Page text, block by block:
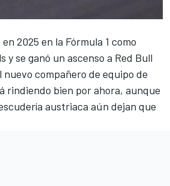
2025 en la Fórmula 1 como
y se ganó un ascenso a Red Bull
nuevo compañero de equipo de
rindiendo bien por ahora, aunque
austriaca aún dejan que